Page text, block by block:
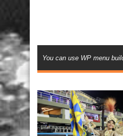
You can use WP menu